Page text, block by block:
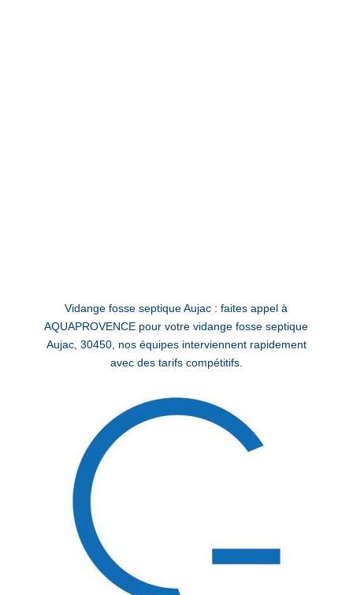
Vidange fosse septique Aujac : faites appel à
AQUAPROVENCE pour votre vidange fosse septique
Aujac, 30450, nos équipes interviennent rapidement
avec des tarifs compétitifs.